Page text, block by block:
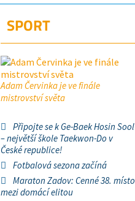
SPORT
Adam Červinka je ve finále
mistrovství světa
Připojte se k Ge-Baek Hosin Sool
– největší škole Taekwon-Do v
České republice!
Fotbalová sezona začíná
Maraton Zadov: Cenné 38. místo
mezi domácí elitou